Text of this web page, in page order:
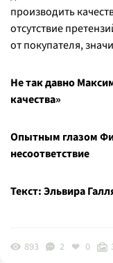
производить
отсутствие
от покупателя,
Не так давно
качества»
Опытным глазом
несоответствие
Текст: Эльвира
893 2 0